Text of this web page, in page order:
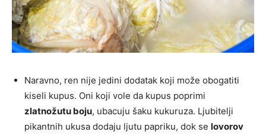
Naravno, ren nije jedini dodatak koji može obogatiti
kiseli kupus. Oni koji vole da kupus poprimi
zlatnožutu boju, ubacuju šaku kukuruza. Ljubitelji
pikantnih ukusa dodaju ljutu papriku, dok se lovorov